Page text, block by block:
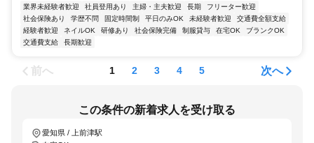
業界未経験者歓迎 社員登用あり 主婦・主夫歓迎 長期
フリーター歓迎
社会保険あり
学歴不問 固定時間制 平日のみOK 未経験者歓迎
交通費全額支給
経験者歓迎
ネイルOK 研修あり 社会保険完備 制服貸与 在宅OK
ブランクOK
交通費支給
長期歓迎
前へ 1 2 3 4 5 次へ
この条件の新着求人を受け取る
愛知県 / 上前津駅